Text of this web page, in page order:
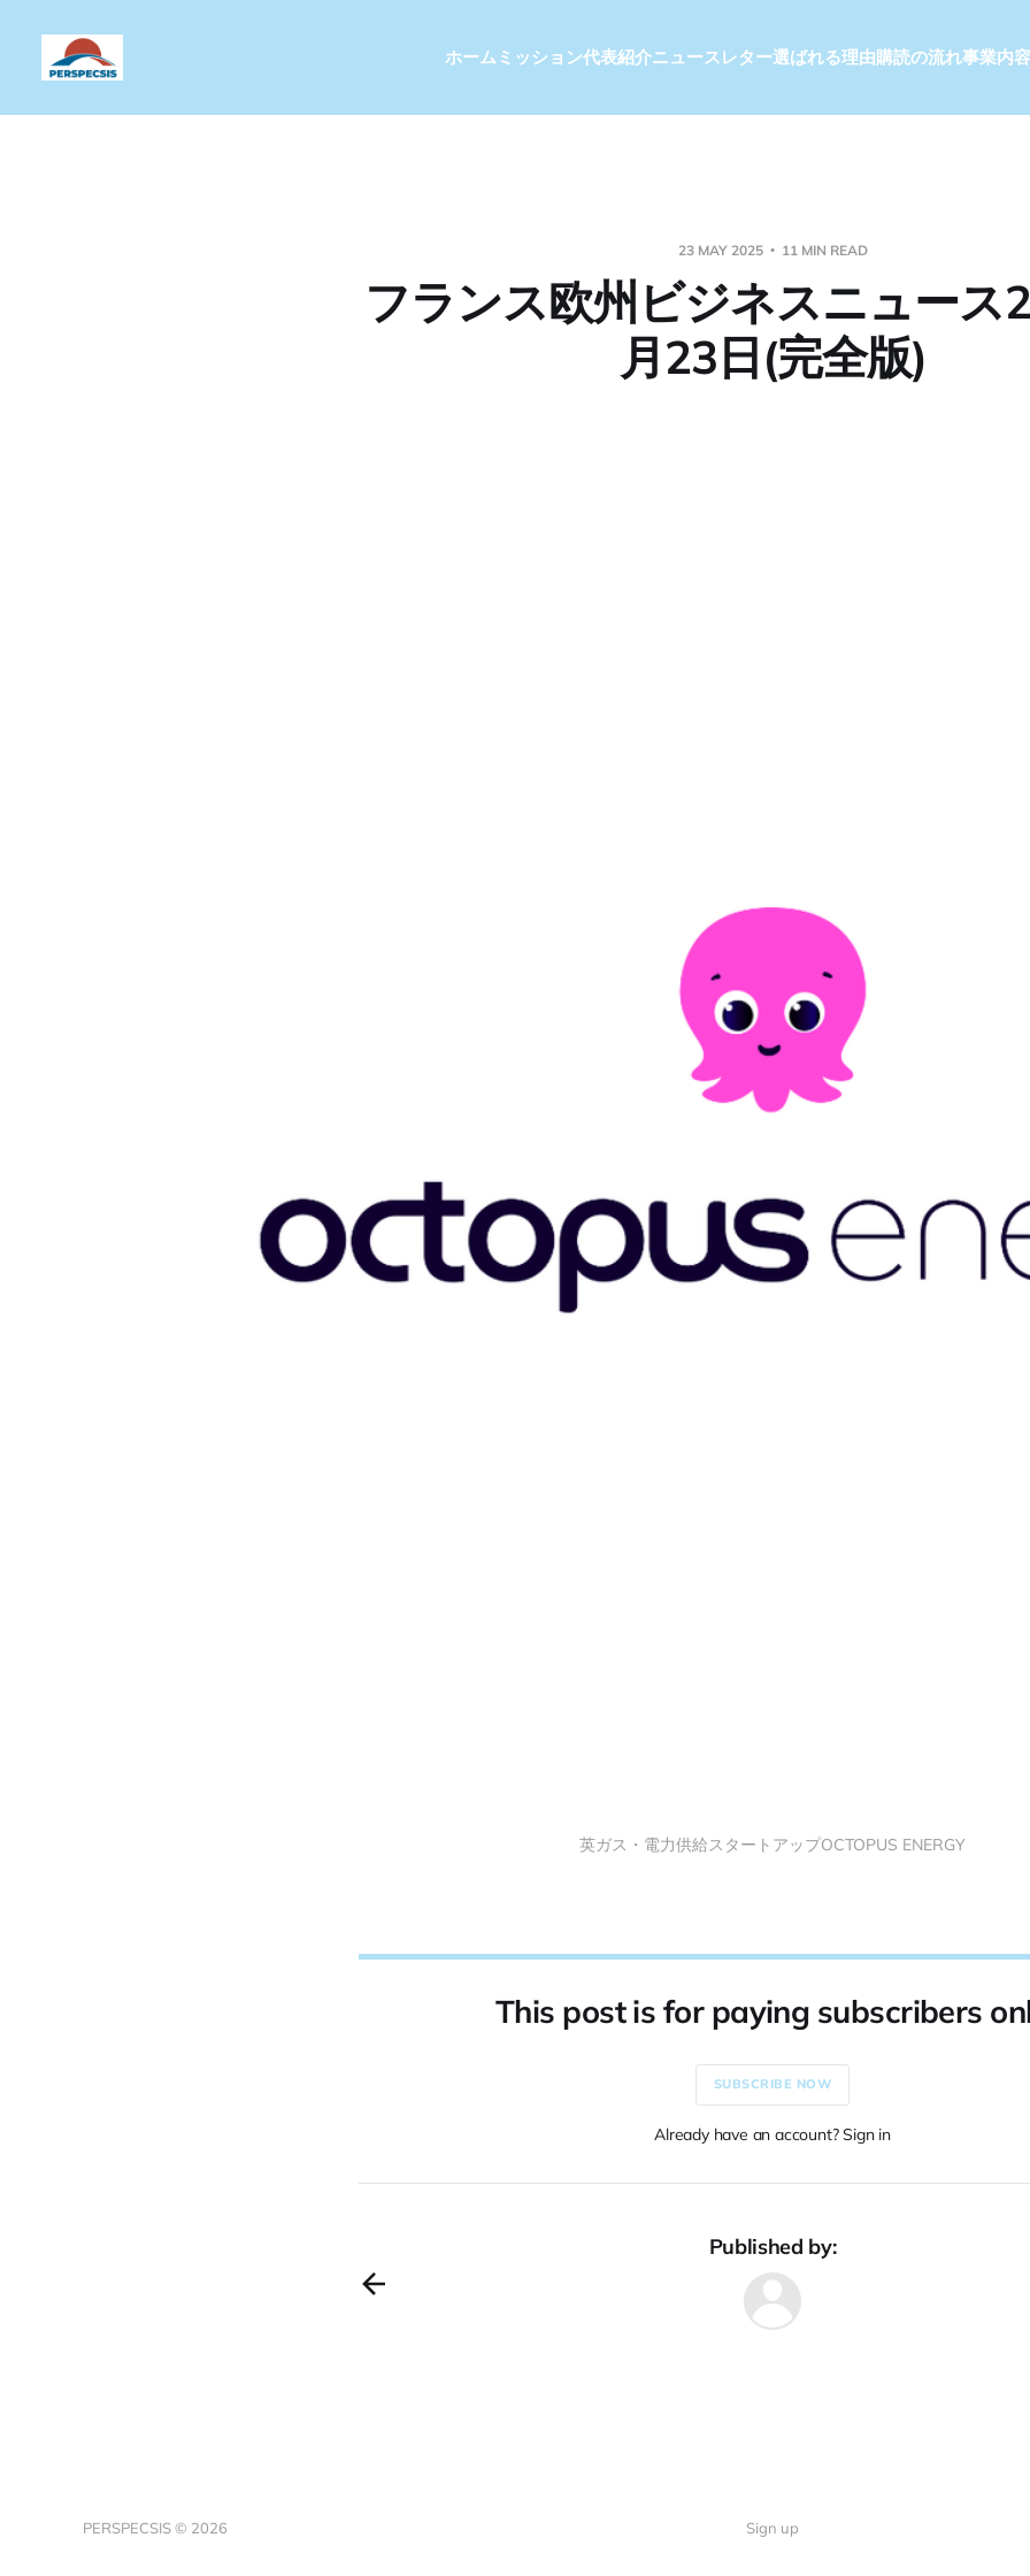
ホームミッション代表紹介ニュースレター選ばれる理由購読の流れ事業内容
23 MAY 2025 11 MIN READ
フランス欧州ビジネスニュース
月23日(完全版)
英ガス・電力供給スタートアップOCTOPUS ENERGY
This post is for paying subscribers
SUBSCRIBE NOW
Already have an account? Sign in
Published by:
PERSPECSIS © 2026 Sign up